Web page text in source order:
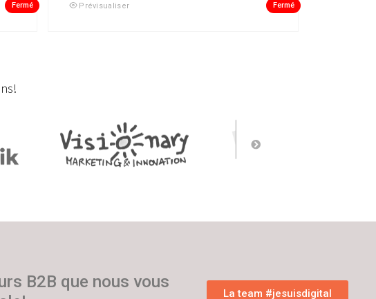
Fermé Prévisualiser Fermé
B2B que nous vous
La team #jesuisdigital